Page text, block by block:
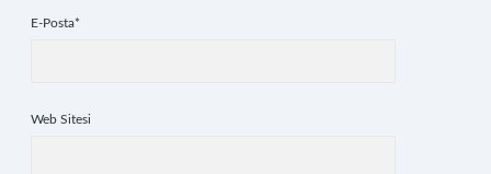
E-Posta*
Web Sitesi